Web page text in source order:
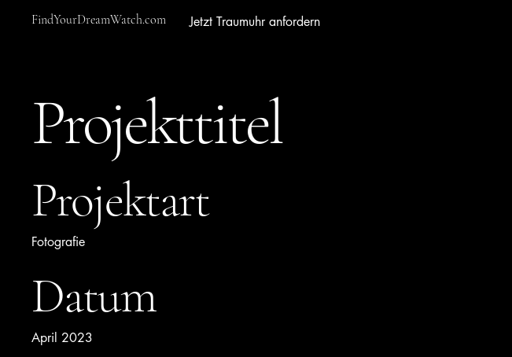
FindYourDreamWatch.com Jetzt Traumuhr anfordern
Projekttitel
Projektart
Fotografie
Datum
April 2023